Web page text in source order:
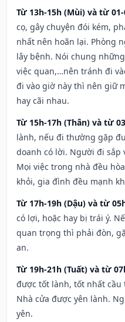
Từ 13h-15h (Mùi) và từ
cọ, gây chuyện đói kém,
nhất nên hoãn lại. Phòng
lây bệnh. Nói chung
việc quan,…nên tránh đi
đi vào giờ này thì nên giữ
hay cãi nhau.
Từ 15h-17h (Thân) và từ
lành, nếu đi thường gặp
doanh có lời. Người đi sắp
Mọi việc trong nhà đều
khỏi, gia đình đều mạnh
Từ 17h-19h (Dậu) và từ
có lợi, hoặc hay bị trái ý.
quan trọng thì phải đòn,
an.
Từ 19h-21h (Tuất) và từ
được tốt lành, tốt nhất cầu
Nhà cửa được yên lành.
yên.